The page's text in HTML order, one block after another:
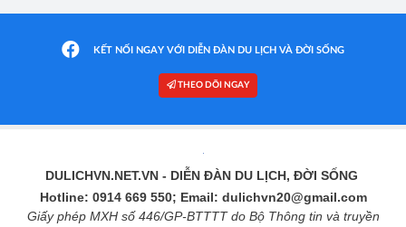
KẾT NỐI NGAY VỚI DIỄN ĐÀN DU LỊCH VÀ ĐỜI SỐNG
THEO DÕI NGAY
DULICHVN.NET.VN- DIỄN ĐÀN DU LỊCH, ĐỜI SỐNG
Hotline: 0914 669 550; Email: dulichvn20@gmail.com
Giấy phép MXH số 446/GP-BTTTT do Bộ Thông tin và truyền